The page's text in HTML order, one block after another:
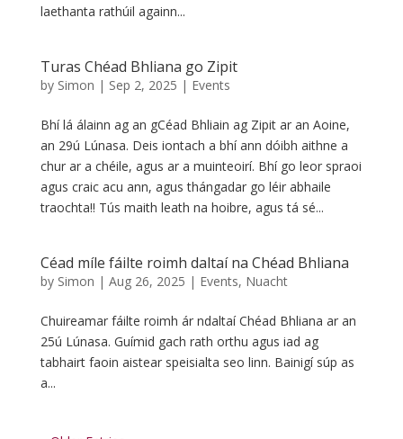
laethanta rathúil againn...
Turas Chéad Bhliana go Zipit
by Simon | Sep 2, 2025 | Events
Bhí lá álainn ag an gCéad Bhliain ag Zipit ar an Aoine,
an 29ú Lúnasa. Deis iontach a bhí ann dóibh aithne a
chur ar a chéile, agus ar a muinteoirí. Bhí go leor spraoi
agus craic acu ann, agus thángadar go léir abhaile
traochta!! Tús maith leath na hoibre, agus tá sé...
Céad míle fáilte roimh daltaí na Chéad Bhliana
by Simon | Aug 26, 2025 | Events, Nuacht
Chuireamar fáilte roimh ár ndaltaí Chéad Bhliana ar an
25ú Lúnasa. Guímid gach rath orthu agus iad ag
tabhairt faoin aistear speisialta seo linn. Bainigí súp as
a...